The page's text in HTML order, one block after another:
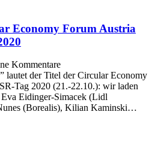
Economy Forum Austria
Kommentare
lautet der Titel der Circular Economy
Tag 2020 (21.-22.10.): wir laden
Eidinger-Simacek (Lidl
(Borealis), Kilian Kaminski…